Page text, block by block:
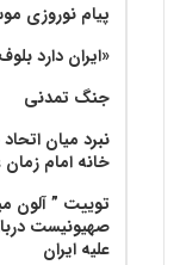
پیام نوروزی
«ایران دارد
جنگ تمدنی
نبرد میان
خانه امام زمان
توییت ” آلون
صهیونیست
علیه ایران